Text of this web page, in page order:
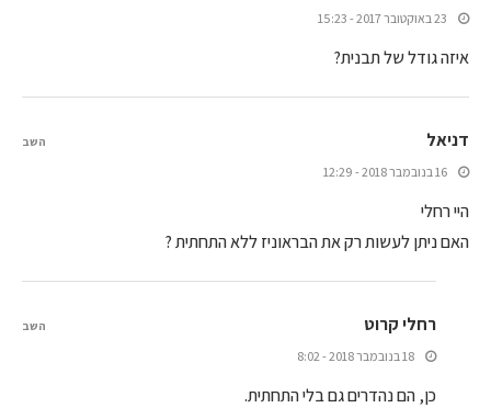
23 באוקטובר 2017 - 15:23
איזה גודל של תבנית?
דניאל
16 בנובמבר 2018 - 12:29
היי רחלי
האם ניתן לעשות רק את הבראוניז ללא התחתית ?
השב
רחלי קרוט
18 בנובמבר 2018 - 8:02
כן, הם נהדרים גם בלי התחתית.
השב